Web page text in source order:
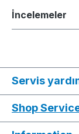
İncelemeler
Servis
Shop